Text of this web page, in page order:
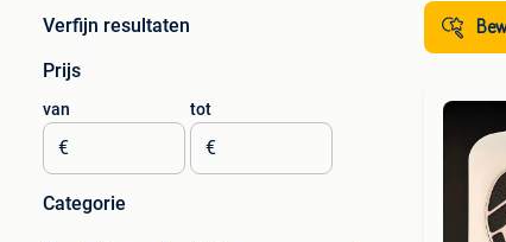
Verfijn resultaten
Prijs
van
€
tot
€
Categorie